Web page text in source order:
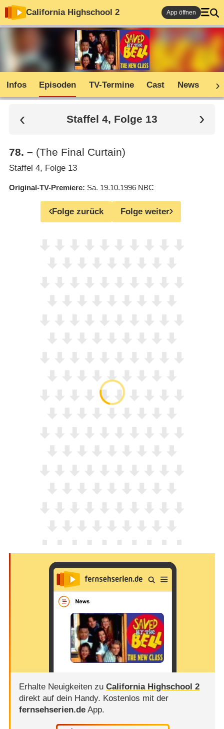
California Highschool 2 App öffnen
Infos Episoden TV-Termine Cast News
Staffel 4, Folge 13
78. – (The Final Curtain)
Staffel 4, Folge 13
Original-TV-Premiere Sa. 19.10.1996 NBC
Folge zurück Folge weiter
Erhalte Neuigkeiten zu California Highschool 2
direkt auf dein Handy. Kostenlos mit der
fernsehserien.deApp.